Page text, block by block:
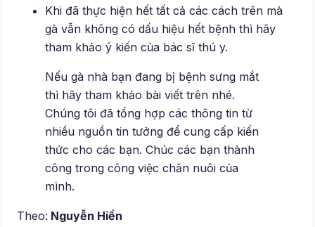
Khi đã thực hiện hết tất cả các cách trên mà
gà vẫn không có dấu hiệu hết bệnh thì hãy
tham khảo ý kiến của bác sĩ thú y.
Nếu gà nhà bạn đang bị bệnh sưng mắt
thì hãy tham khảo bài viết trên nhé.
Chúng tôi đã tổng hợp các thông tin từ
nhiều nguồn tin tưởng để cung cấp kiến
thức cho các bạn. Chúc các bạn thành
công trong công việc chăn nuôi của
mình.
Theo: Nguyễn Hiền